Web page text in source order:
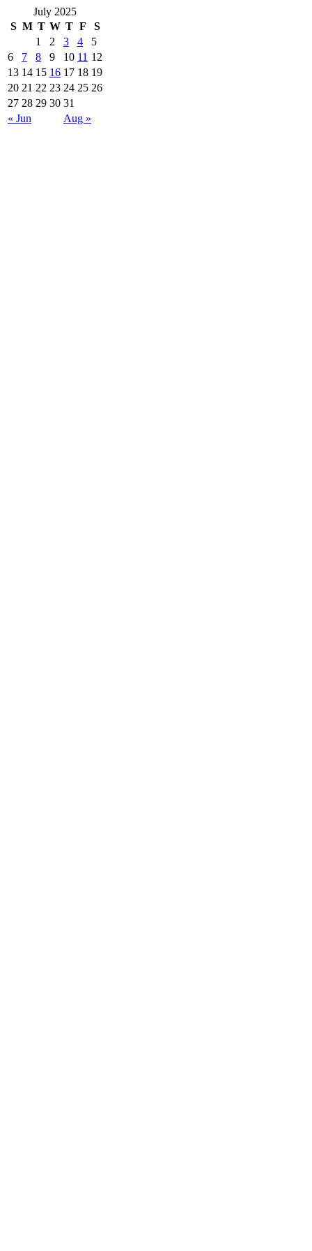
July 2025
S M T W T F S
« Jun Aug »
1 2 3 4
5
6
7 8 9 10 11 12
13 14 15 16 17 18 19
20 21 22 23 24 25 26
27 28 29 30 31